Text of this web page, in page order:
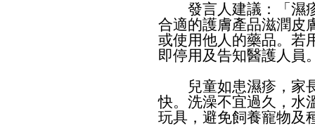
發言人建議：「濕疹
合適的護膚產品滋潤皮
或使用他人的藥品。若
即停用及告知醫護人員
兒童如患濕疹，家長
快。洗澡不宜過久，水
玩具，避免飼養寵物及